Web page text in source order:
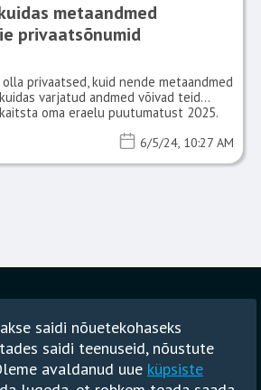
metaandmed
privaatsõnumid
privaatsed, kuid nende metaandmed
varjatud andmed võivad teid
oma eraelu puutumatust 2025.
6/5/24, 10:27 AM
GDPR
poliitika
saidi nõuetekohaseks
saidi teenuseid, nõustute
avaldanud uue küpsiste